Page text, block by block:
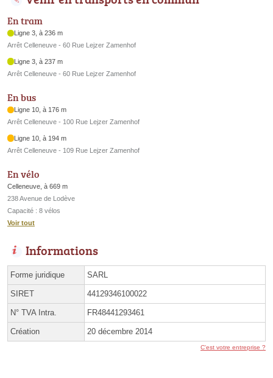
En tram
Ligne 3, à 236 m
Arrêt Celleneuve - 60 Rue Lejzer Zamenhof
Ligne 3, à 237 m
Arrêt Celleneuve - 60 Rue Lejzer Zamenhof
En bus
Ligne 10, à 176 m
Arrêt Celleneuve - 100 Rue Lejzer Zamenhof
Ligne 10, à 194 m
Arrêt Celleneuve - 109 Rue Lejzer Zamenhof
En vélo
Celleneuve, à 669 m
238 Avenue de Lodève
Capacité : 8 vélos
Voir tout
Informations
Forme juridique SARL
SIRET 44129346100022
N° TVA Intra. FR48441293461
Création 20 décembre 2014
C'est votre entreprise ?